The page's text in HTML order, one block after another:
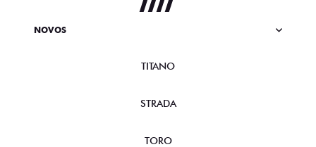
NOVOS
TITANO
STRADA
TORO